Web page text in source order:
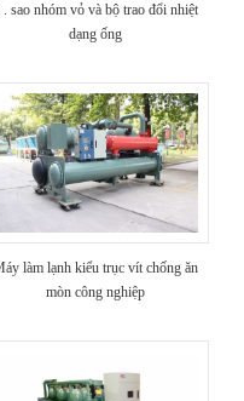
. sao nhóm vỏ và bộ trao đổi nhiệt
dạng ống
làm lạnh kiểu trục vít chống ăn
mòn công nghiệp